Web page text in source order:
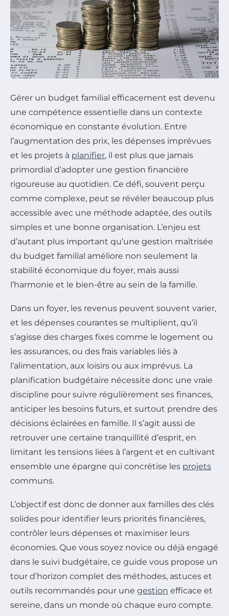
Gérer un budget familial efficacement est devenu
une compétence essentielle dans un contexte
économique en constante évolution. Entre
l’augmentation des prix, les dépenses imprévues
et les projets à planifier, il est plus que jamais
primordial d’adopter une gestion financière
rigoureuse au quotidien. Ce défi, souvent perçu
comme complexe, peut se révéler beaucoup plus
accessible avec une méthode adaptée, des outils
simples et une bonne organisation. L’enjeu est
d’autant plus important qu’une gestion maîtrisée
du budget familial améliore non seulement la
stabilité économique du foyer, mais aussi
l’harmonie et le bien-être au sein de la famille.
Dans un foyer, les revenus peuvent souvent varier,
et les dépenses courantes se multiplient, qu’il
s’agisse des charges fixes comme le logement ou
les assurances, ou des frais variables liés à
l’alimentation, aux loisirs ou aux imprévus. La
planification budgétaire nécessite donc une vraie
discipline pour suivre régulièrement ses finances,
anticiper les besoins futurs, et surtout prendre des
décisions éclairées en famille. Il s’agit aussi de
retrouver une certaine tranquillité d’esprit, en
limitant les tensions liées à l’argent et en cultivant
ensemble une épargne qui concrétise les projets
communs.
L’objectif est donc de donner aux familles des clés
solides pour identifier leurs priorités financières,
contrôler leurs dépenses et maximiser leurs
économies. Que vous soyez novice ou déjà engagé
dans le suivi budgétaire, ce guide vous propose un
tour d’horizon complet des méthodes, astuces et
outils recommandés pour une gestion efficace et
sereine, dans un monde où chaque euro compte.